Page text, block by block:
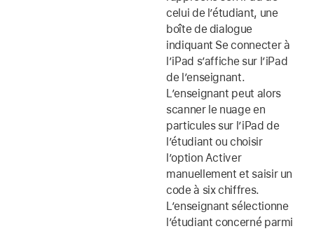
celui de l’étudiant, une
boîte de dialogue
indiquant Se connecter à
l’iPad s’affiche sur l’iPad
de l’enseignant.
L’enseignant peut alors
scanner le nuage en
particules sur l’iPad de
l’étudiant ou choisir
l’option Activer
manuellement et saisir un
code à six chiffres.
L’enseignant sélectionne
l’étudiant concerné parmi